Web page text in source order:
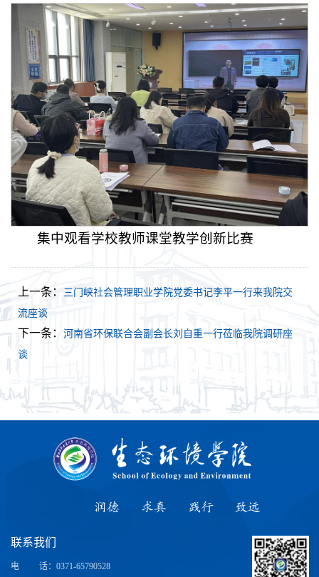
集中观看学校教师课堂教学创新比赛
上一条：
三门峡社会管理职业学院党委书记李平一行来我院交
流座谈
下一条： 河南省环保联合会副会长刘自重一行莅临我院调研座
谈
润德 求真 践行 致远
联系我们
电 话：0371-65790528